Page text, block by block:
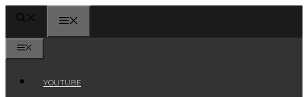
Przejdź
treści
YOUTUBE